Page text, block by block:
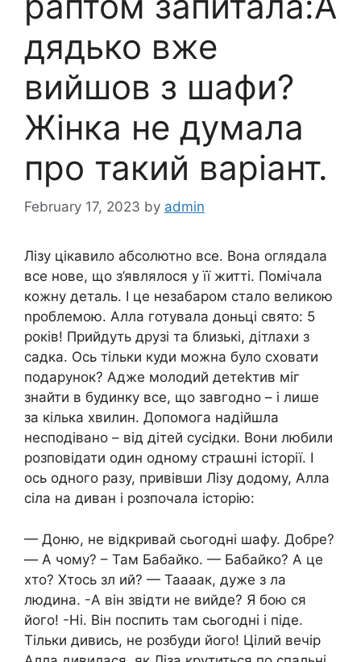
дядько вже
вийшов з шафи?
Жінка не думала
про такий варіант.
February 17, 2023 by admin
Лізу цікавило абсолютно все. Вона оглядала
все нове, що з’являлося у її житті. Помічала
кожну деталь. І це незабаром стало великою
nроблемою. Алла готувала доньці свято: 5
років! Прийдуть друзі та близькі, дітлахи з
садка. Ось тільки куди можна було сховати
подарунок? Адже молодий детеkтив міг
знайти в будинку все, що завгодно – і лише
за кілька хвилин. Допомога надійшла
несподівано – від дітей сусідки. Вони любили
розповідати один одному страաні історії. І
ось одного разу, привівши Лізу додому, Алла
сіла на диван і розпочала історію:
— Доню, не відкривай сьогодні шафу. Добре?
— А чому? – Там Бабайко. — Бабайко? А це
хто? Хтось зл ий? — Таааак, дуже з ла
людина. -А він звідти не вийде? Я бою ся
його! -Ні. Він поспить там сьогодні і піде.
Тільки дивись, не розбуди його! Цілий вечір